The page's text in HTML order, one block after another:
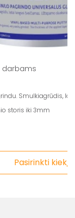
Smulkiagrūdis, labai
iki 3mm
Pasirinkti kiekį